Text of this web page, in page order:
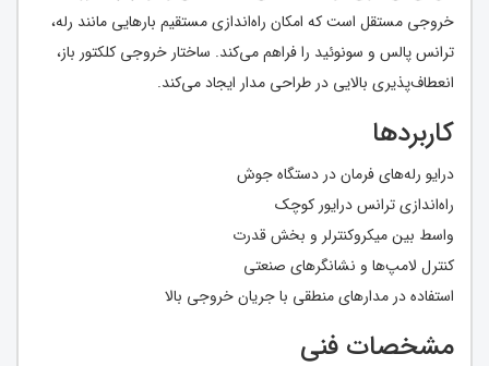
خروجی مستقل است که امکان راه‌اندازی مستقیم بارهایی مانند رله،
ترانس پالس و سونوئید را فراهم می‌کند. ساختار خروجی کلکتور باز،
انعطاف‌پذیری بالایی در طراحی مدار ایجاد می‌کند.
کاربردها
درایو رله‌های فرمان در دستگاه جوش
راه‌اندازی ترانس درایور کوچک
واسط بین میکروکنترلر و بخش قدرت
کنترل لامپ‌ها و نشانگرهای صنعتی
استفاده در مدارهای منطقی با جریان خروجی بالا
مشخصات فنی